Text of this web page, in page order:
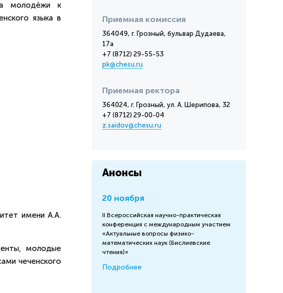
молодёжи к
языка в
имени А.А.
молодые
чеченского
Приемная комиссия
364049, г. Грозный, бульвар Дудаева,
17а
+7 (8712) 29-55-53
pk@chesu.ru
Приемная ректора
364024, г. Грозный, ул. А. Шерипова, 32
+7 (8712) 29-00-04
z.saidov@chesu.ru
Анонсы
20 ноября
II Всероссийская научно-практическая
конференция с международным участием
«Актуальные вопросы физико-
математических наук (Бислиевские
чтения)»
Подробнее